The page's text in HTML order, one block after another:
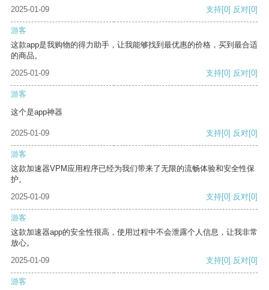
2025-01-09
支持[0] 反对[0]
游客
这款app是我购物的得力助手，让我能够找到最优惠的价格，买到最合适
的商品。
2025-01-09
支持[0] 反对[0]
游客
这个是app神器
2025-01-09 支持[0] 反对[0]
游客
这款加速器VPM应用程序已经为我们带来了无限的流畅体验和安全性保
护。
2025-01-09
支持[0] 反对[0]
游客
这款加速器app的安全性很高，使用过程中不会泄露个人信息，让我非常
放心。
2025-01-09
支持[0] 反对[0]
游客